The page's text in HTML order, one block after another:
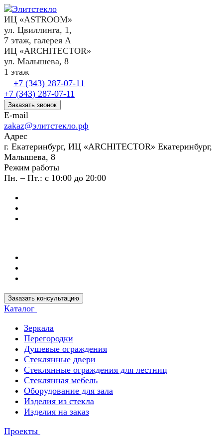
ИЦ «ASTROOM»
ул. Цвиллинга, 1,
7 этаж, галерея А
ИЦ «ARCHITECTOR»
ул. Малышева, 8
1 этаж
+7 (343) 287-07-11
+7 (343) 287-07-11
Заказать звонок
E-mail
zakaz@элитстекло.рф
Адрес
г. Екатеринбург, ИЦ «ARCHITECTOR» Екатеринбург,
Малышева, 8
Режим работы
Пн. – Пт.: с 10:00 до 20:00
Заказать консультацию
Каталог
Зеркала
Перегородки
Душевые ограждения
Стеклянные двери
Стеклянные ограждения для лестниц
Стеклянная мебель
Оборудование для зала
Изделия из стекла
Изделия на заказ
Проекты